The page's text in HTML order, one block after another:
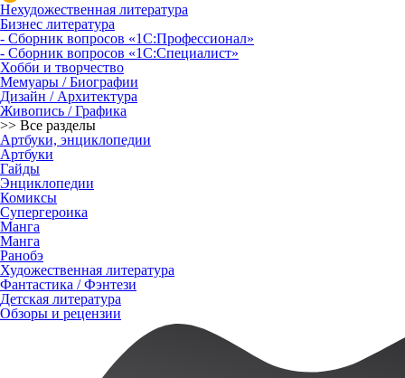
Нехудожественная литература
Бизнес литература
- Сборник вопросов «1С:Профессионал»
- Сборник вопросов «1С:Специалист»
Хобби и творчество
Мемуары / Биографии
Дизайн / Архитектура
Живопись / Графика
>> Все разделы
Артбуки, энциклопедии
Артбуки
Гайды
Энциклопедии
Комиксы
Супергероика
Манга
Манга
Ранобэ
Художественная литература
Фантастика / Фэнтези
Детская литература
Обзоры и рецензии